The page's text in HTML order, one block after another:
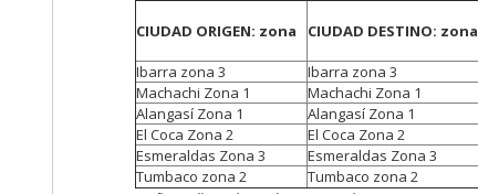
CIUDAD ORIGEN: zona CIUDAD DESTINO: zona
Ibarra zona 3
Ibarra zona 3
Machachi Zona 1
Machachi Zona 1
Alangasí Zona 1
Alangasí Zona 1
El Coca Zona 2
El Coca Zona 2
Esmeraldas Zona 3
Esmeraldas Zona 3
Tumbaco zona 2
Tumbaco zona 2